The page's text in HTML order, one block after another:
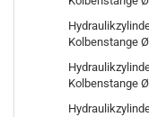
Kolbenstange
Kolbenstange